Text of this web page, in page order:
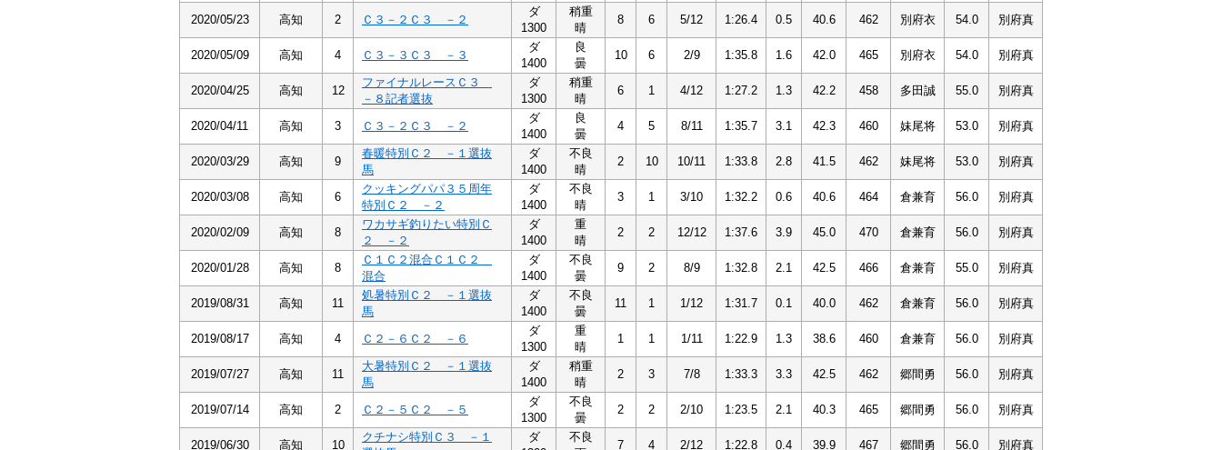
2020/05/23 高知 2 Ｃ３－２Ｃ３ －２
ダ
1300
稍重
晴
8 6 5/12 1:26.4 0.5 40.6 462 別府衣 54.0 別府真
2020/05/09 高知 4 Ｃ３－３Ｃ３ －３
ダ
1400
良
曇
10 6 2/9 1:35.8 1.6 42.0 465 別府衣 54.0 別府真
2020/04/25 高知 12
ファイナルレースＣ３
－８記者選抜
ダ
1300
稍重
晴
6 1 4/12 1:27.2 1.3 42.2 458 多田誠 55.0 別府真
2020/04/11 高知 3 Ｃ３－２Ｃ３ －２
ダ
1400
良
曇
4 5 8/11 1:35.7 3.1 42.3 460 妹尾将 53.0 別府真
2020/03/29 高知 9
春暖特別Ｃ２ －１選抜
馬
ダ
1400
不良
晴
2 10 10/11 1:33.8 2.8 41.5 462 妹尾将 53.0 別府真
2020/03/08 高知 6
クッキングパパ３５周年
特別Ｃ２ －２
ダ
1400
不良
晴
3 1 3/10 1:32.2 0.6 40.6 464 倉兼育 56.0 別府真
2020/02/09 高知 8
ワカサギ釣りたい特別Ｃ
２ －２
ダ
1400
重
晴
2 2 12/12 1:37.6 3.9 45.0 470 倉兼育 56.0 別府真
2020/01/28 高知 8
Ｃ１Ｃ２混合Ｃ１Ｃ２
混合
ダ
1400
不良
曇
9 2 8/9 1:32.8 2.1 42.5 466 倉兼育 55.0 別府真
2019/08/31 高知 11
処暑特別Ｃ２ －１選抜
馬
ダ
1400
不良
曇
11 1 1/12 1:31.7 0.1 40.0 462 倉兼育 56.0 別府真
2019/08/17 高知 4 Ｃ２－６Ｃ２ －６
ダ
1300
重
晴
1 1 1/11 1:22.9 1.3 38.6 460 倉兼育 56.0 別府真
2019/07/27 高知 11
大暑特別Ｃ２ －１選抜
馬
ダ
1400
稍重
晴
2 3 7/8 1:33.3 3.3 42.5 462 郷間勇 56.0 別府真
2019/07/14 高知 2 Ｃ２－５Ｃ２ －５
ダ
1300
不良
曇
2 2 2/10 1:23.5 2.1 40.3 465 郷間勇 56.0 別府真
2019/06/30 高知 10
クチナシ特別Ｃ３ －１
ダ
不良
7 4 2/12 1:22.8 0.4 39.9 467 郷間勇 56.0 別府真